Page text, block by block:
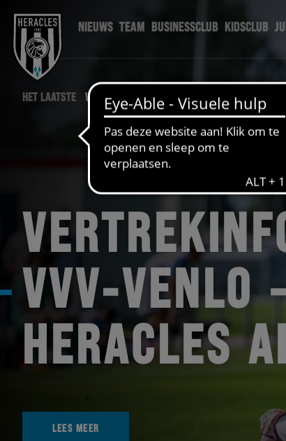
NIEUWS TEAM BUSINESSCLUB KIDSCLUB
HET LAATSTE WEDSTRIJD NIEUWS
VVV-VENLO
HERACLES
LEES MEER